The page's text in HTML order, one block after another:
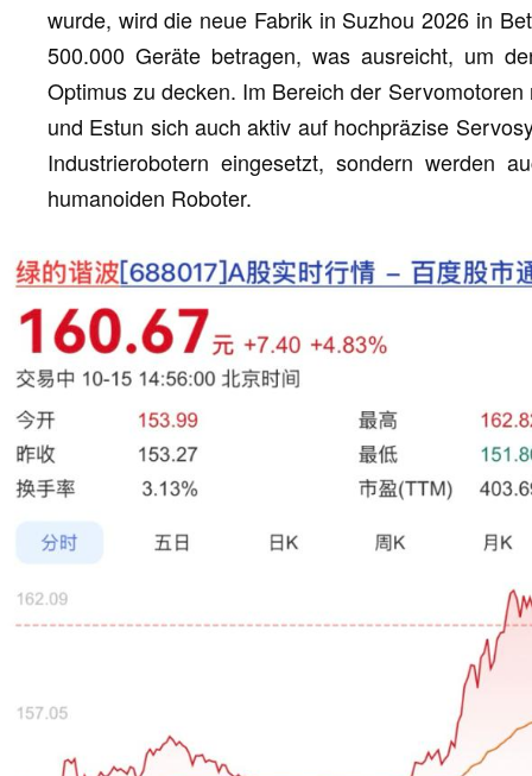
wurde, wird die neue Fabrik in Suzhou 2026 in
500.000 Geräte betragen, was ausreicht, um
Optimus zu decken. Im Bereich der
und Estun sich auch aktiv auf hochpräzise
Industrierobotern eingesetzt, sondern werden
humanoiden Roboter.